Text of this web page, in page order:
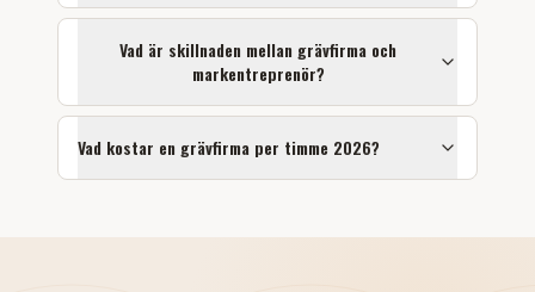
Vad är skillnaden mellan grävfirma och
markentreprenör?
Vad kostar en grävfirma per timme 2026?